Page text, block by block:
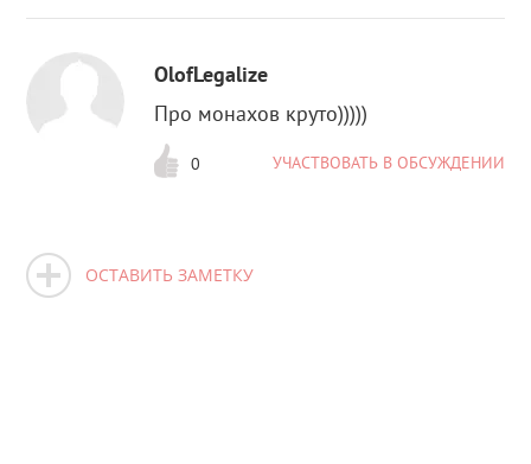
OlofLegalize
Про монахов круто)))))
0 УЧАСТВОВАТЬ В ОБСУЖДЕНИИ
ОСТАВИТЬ ЗАМЕТКУ